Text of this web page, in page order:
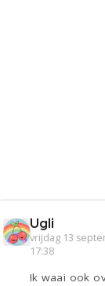
Ugli
vrijdag 13
17:38
Ik waai ook